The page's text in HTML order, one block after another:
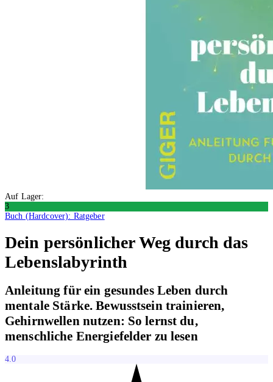
Auf Lager:
3
Buch (Hardcover): Ratgeber
Dein persönlicher Weg durch das
Lebenslabyrinth
Anleitung für ein gesundes Leben durch
mentale Stärke. Bewusstsein trainieren,
Gehirnwellen nutzen: So lernst du,
menschliche Energiefelder zu lesen
4.0